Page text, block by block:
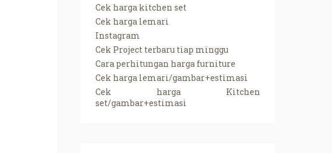
Cek harga kitchen set
Cek harga lemari
Instagram
Cek Project terbaru tiap minggu
Cara perhitungan harga furniture
Cek harga lemari/gambar+estimasi
Cek harga Kitchen
set/gambar+estimasi